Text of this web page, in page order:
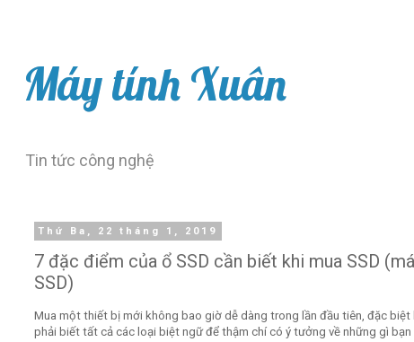
Máy tính Xuân
Tin tức công nghệ
Thứ Ba, 22 tháng 1, 2019
7 đặc điểm của ổ SSD cần biết khi mua SSD
SSD)
Mua một thiết bị mới không bao giờ dễ dàng trong lần đầu tiên, đặc biệt
phải biết tất cả các loại biệt ngữ để thậm chí có ý tưởng về những gì bạn